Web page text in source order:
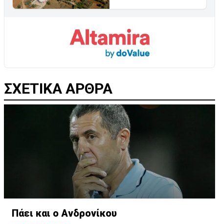
ΣΧΕΤΙΚΑ ΑΡΘΡΑ
Πάει και ο Ανδρονίκου